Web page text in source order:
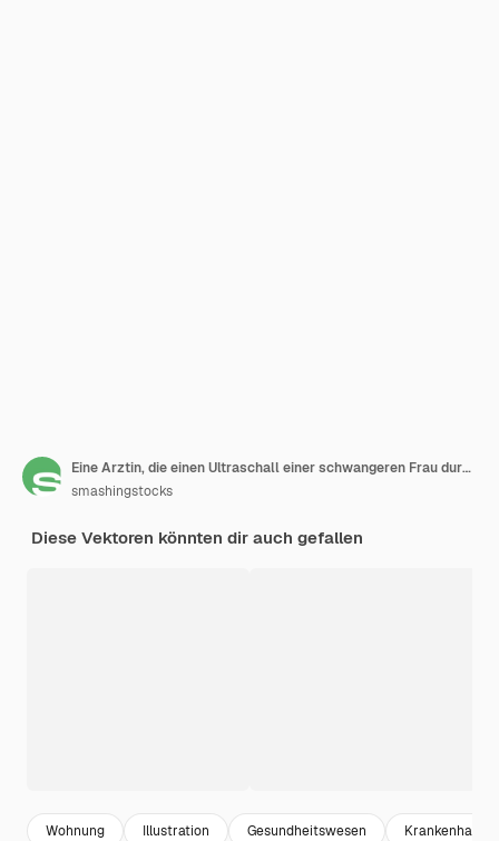
Eine Arztin, die einen Ultraschall einer schwangeren Frau durchführt
smashingstocks
Diese Vektoren könnten dir auch gefallen
Wohnung Illustration Gesundheitswesen Krankenhaus